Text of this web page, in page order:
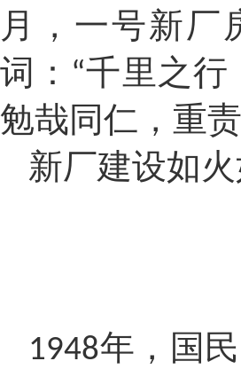
月，一号新厂
词： “千里之行
勉哉同仁，重责
新厂建设如
1948年，国